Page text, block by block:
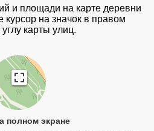
и площади на карте деревни
курсор на значок в правом
карты улиц.
полном экране